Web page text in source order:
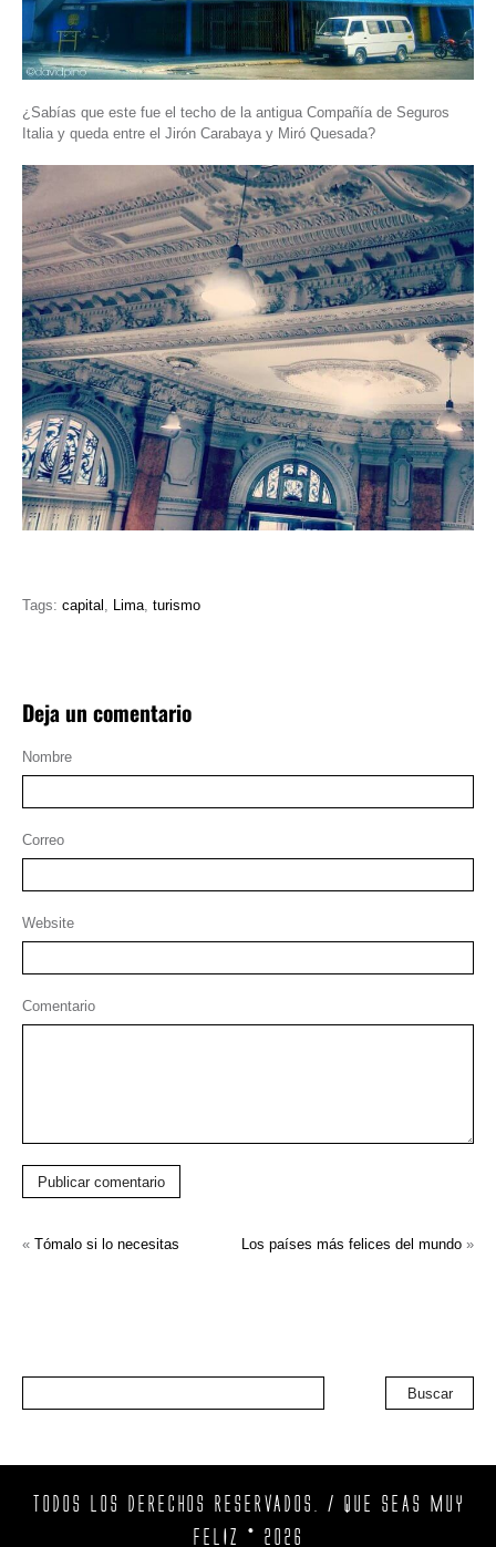
¿Sabías que este fue el techo de la antigua Compañía de Seguros
Italia y queda entre el Jirón Carabaya y Miró Quesada?
Tags: capital , Lima, turismo
Deja un comentario
Nombre
Correo
Website
Comentario
Publicar comentario
« Tómalo si lo necesitas Los países más felices del mundo »
Buscar
TODOS LOS DERECHOS RESERVADOS. / QUE SEAS MUY
FELIZ © 2026